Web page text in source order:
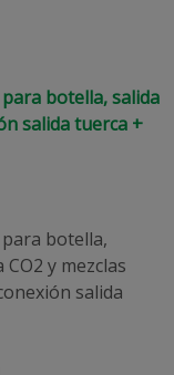
botella, salida
salida tuerca +
botella,
y mezclas
salida